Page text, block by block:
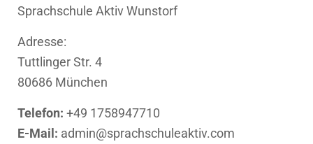
Sprachschule Aktiv Wunstorf
Adresse:
Tuttlinger Str. 4
80686 München
Telefon: +49 1758947710
E-Mail: admin@sprachschuleaktiv.com